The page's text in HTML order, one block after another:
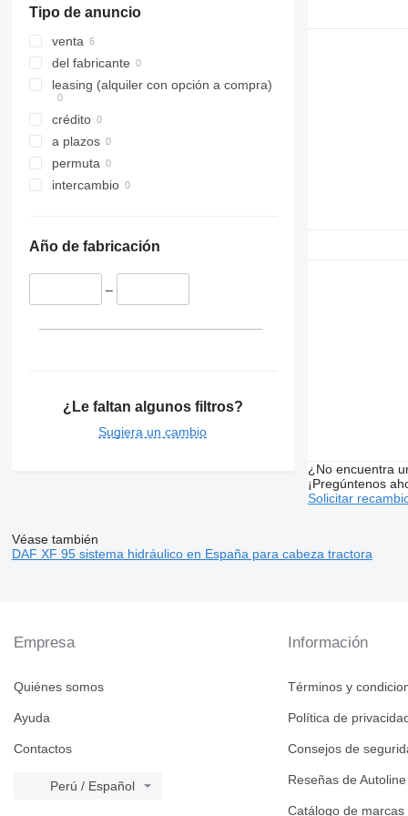
Tipo de anuncio
venta
del fabricante
leasing (alquiler con opción a compra)
crédito
a plazos
permuta
intercambio
Año de fabricación
–
¿Le faltan algunos filtros?
Sugiera un cambio
¿No encuentra
¡Pregúntenos
Solicitar
Véase también
DAF XF 95 sistema hidráulico en España para cabeza tractora
Empresa
Quiénes somos
Ayuda
Contactos
Perú / Español
Información
Términos y
Política de
Consejos de
Reseñas de Autoline
Catálogo de marcas